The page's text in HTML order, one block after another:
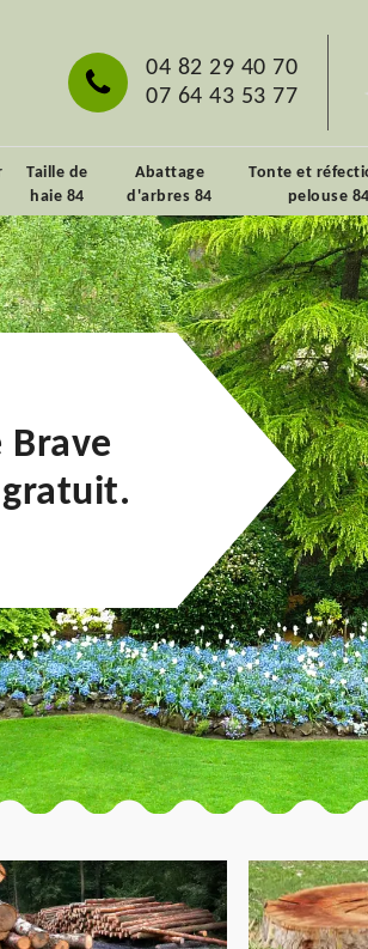
04 82 29 40 70
07 64 43 53 77
Taille de
haie 84
Abattage
d'arbres 84
Tonte et
pelouse 84
Brave